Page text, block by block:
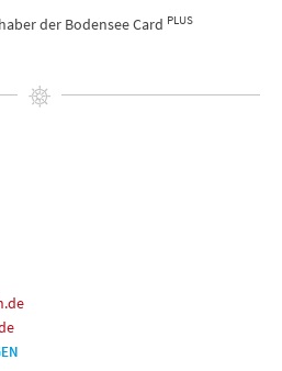
der Bodensee Card PLUS